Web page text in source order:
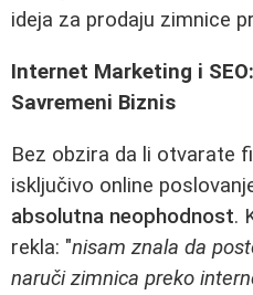
ideja za prodaju zimnice
Internet Marketing i
Savremeni Biznis
Bez obzira da li otvarate
isključivo online
absolutna neophodnost.
rekla: "nisam znala da
naruči zimnica preko